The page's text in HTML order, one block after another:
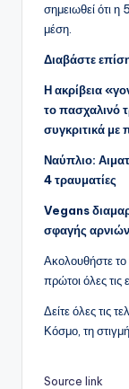
σημειωθεί ότι η
μέση.
Διαβάστε
Η ακρίβεια
το πασχαλινό
συγκριτικά με
Ναύπλιο:
4 τραυματίες
Vegans
σφαγής
Ακολουθήστε
πρώτοι όλες τις
Δείτε όλες τις
Κόσμο, τη
Source link